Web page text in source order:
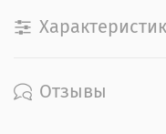
Отзывы